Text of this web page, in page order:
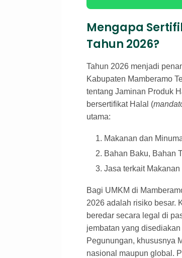
Mengapa
Tahun 2026?
Tahun 2026 menjadi
Kabupaten Mamberamo
tentang Jaminan Produk
bersertifikat Halal (
utama:
Makanan dan
Bahan Baku, Bahan
Jasa terkait
Bagi UMKM di
2026 adalah risiko besar.
beredar secara legal di
jembatan yang
Pegunungan, khususnya
nasional maupun global.